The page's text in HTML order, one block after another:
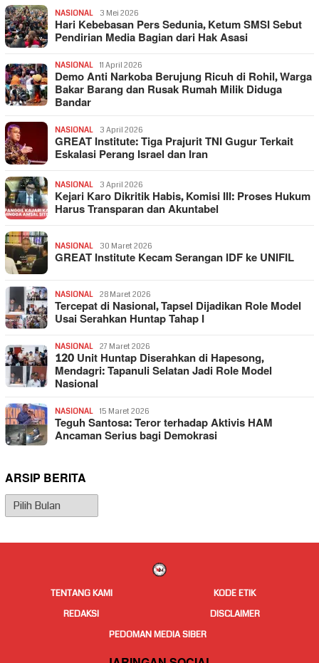
NASIONAL 3 Mei 2026
Hari Kebebasan Pers Sedunia, Ketum SMSI Sebut
Pendirian Media Bagian dari Hak Asasi
NASIONAL 11 April 2026
Demo Anti Narkoba Berujung Ricuh di Rohil, Warga
Bakar Barang dan Rusak Rumah Milik Diduga
Bandar
NASIONAL 3 April 2026
GREAT Institute: Tiga Prajurit TNI Gugur Terkait
Eskalasi Perang Israel dan Iran
NASIONAL 3 April 2026
Kejari Karo Dikritik Habis, Komisi III: Proses Hukum
Harus Transparan dan Akuntabel
NASIONAL 30 Maret 2026
GREAT Institute Kecam Serangan IDF ke UNIFIL
NASIONAL 28 Maret 2026
Tercepat di Nasional, Tapsel Dijadikan Role Model
Usai Serahkan Huntap Tahap I
NASIONAL 27 Maret 2026
120 Unit Huntap Diserahkan di Hapesong,
Mendagri: Tapanuli Selatan Jadi Role Model
Nasional
NASIONAL 15 Maret 2026
Teguh Santosa: Teror terhadap Aktivis HAM
Ancaman Serius bagi Demokrasi
ARSIP BERITA
Arsip
Berita
TENTANG KAMI
KODE ETIK
REDAKSI
DISCLAIMER
PEDOMAN MEDIA SIBER